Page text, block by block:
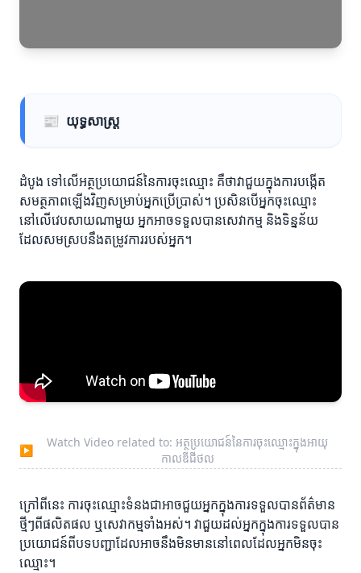
📰 យុទ្ធសាស្ត្រ
ដំបូង ទៅលើអត្ថប្រយោជន៍នៃការចុះឈ្មោះ គឺថាវាជួយក្នុងការបង្កើត
សមត្ថភាពឡើងវិញសម្រាប់អ្នកប្រើប្រាស់។ ប្រសិនបើអ្នកចុះឈ្មោះ
នៅលើវេបសាយណាមួយ អ្នកអាចទទួលបានសេវាកម្ម និងទិន្នន័យ
ដែលសមស្របនឹងតម្រូវការរបស់អ្នក។
▶
Watch Video related to: អត្ថប្រយោជន៍នៃការចុះឈ្មោះក្នុងអាយុ
កាលឌីជីថល
ក្រៅពីនេះ ការចុះឈ្មោះទំនងជាអាចជួយអ្នកក្នុងការទទួលបានព័ត៌មាន
ថ្មីៗពីផលិតផល ឬសេវាកម្មទាំងអស់។ វាជួយដល់អ្នកក្នុងការទទួលបាន
ប្រយោជន៍ពីបទបញ្ជាដែលអាចនឹងមិនមាននៅពេលដែលអ្នកមិនចុះ
ឈ្មោះ។